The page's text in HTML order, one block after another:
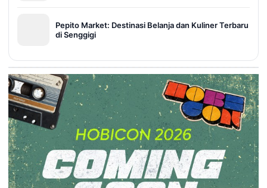
Pepito Market: Destinasi Belanja dan Kuliner Terbaru
di Senggigi